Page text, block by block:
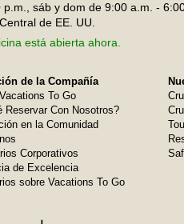
sáb y dom de 9:00 a.m. -
de EE. UU.
está abierta ahora.
de la Compañía
To Go
Reservar Con Nosotros?
en la Comunidad
Corporativos
de Excelencia
sobre Vacations To Go